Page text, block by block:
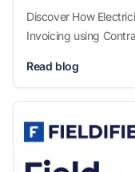
Discover How
Invoicing using
Read blog